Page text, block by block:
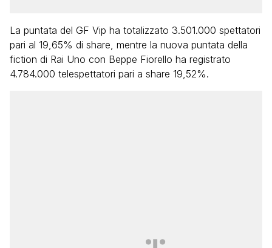
La puntata del GF Vip ha totalizzato 3.501.000 spettatori
pari al 19,65% di share, mentre la nuova puntata della
fiction di Rai Uno con Beppe Fiorello ha registrato
4.784.000 telespettatori pari a share 19,52%.